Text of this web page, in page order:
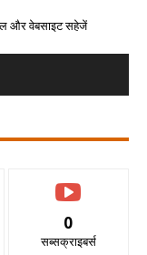
और वेबसाइट सहेजें
0
सब्सक्राइबर्स